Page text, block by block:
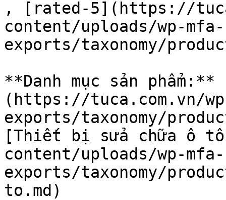
, [rated-5](https://
content/uploads/wp-mfa-
exports/taxonomy/
**Danh mục sản
(https://tuca.com.vn/
exports/taxonomy/
[Thiết bị sửa chữa ô
content/uploads/wp-mfa-
exports/taxonomy/
to.md)